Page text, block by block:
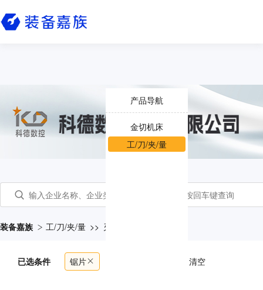
装备嘉族 工/刀/夹/量 >> 刃具
已选条件 锯片 清空
产品导航
金切机床
工/刀/夹/量